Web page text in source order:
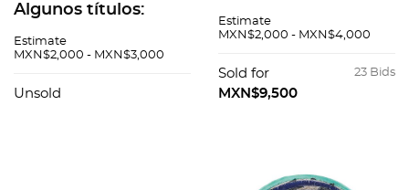
Algunos títulos:
la capital / El
Muchas moradas
Estimate
MXN$2,000 - MXN$3,000
Unsold
denominaciones, $5
conservación. Piezas:
235
Estimate
MXN$2,000 - MXN$4,000
23 Bids
Sold for
MXN$9,500